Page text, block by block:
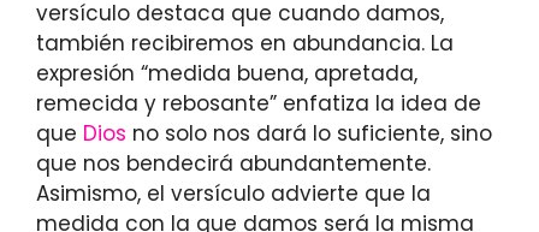
versículo destaca que cuando damos,
también recibiremos en abundancia. La
expresión “medida buena, apretada,
remecida y rebosante” enfatiza la idea de
que Dios no solo nos dará lo suficiente, sino
que nos bendecirá abundantemente.
Asimismo, el versículo advierte que la
medida con la que damos será la misma